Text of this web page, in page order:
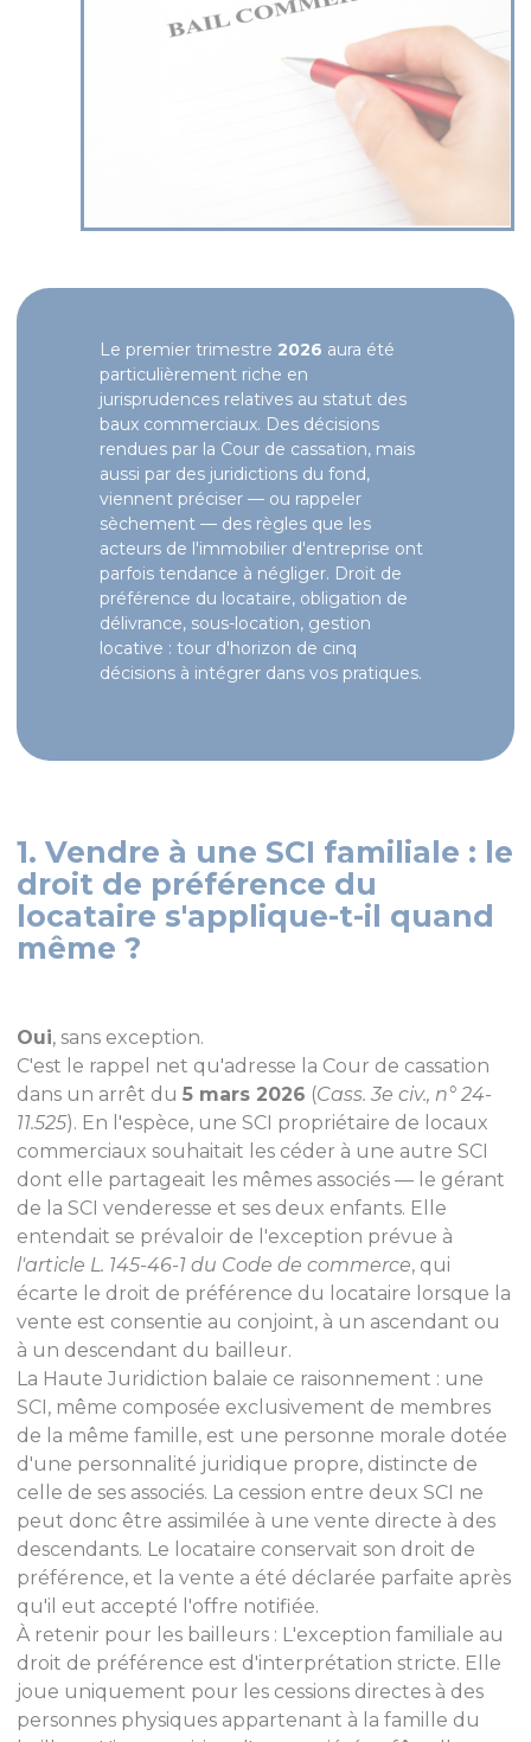
Le premier trimestre 2026 aura été
particulièrement riche en
jurisprudences relatives au statut des
baux commerciaux. Des décisions
rendues par la Cour de cassation, mais
aussi par des juridictions du fond,
viennent préciser — ou rappeler
sèchement — des règles que les
acteurs de l'immobilier d'entreprise ont
parfois tendance à négliger. Droit de
préférence du locataire, obligation de
délivrance, sous-location, gestion
locative : tour d'horizon de cinq
décisions à intégrer dans vos pratiques.
1. Vendre à une SCI familiale : le
droit de préférence du
locataire s'applique-t-il quand
même ?
Oui, sans exception.
C'est le rappel net qu'adresse la Cour de cassation
dans un arrêt du 5 mars 2026 (Cass. 3e civ., n° 24-
11.525). En l'espèce, une SCI propriétaire de locaux
commerciaux souhaitait les céder à une autre SCI
dont elle partageait les mêmes associés — le gérant
de la SCI venderesse et ses deux enfants. Elle
entendait se prévaloir de l'exception prévue à
l'article L. 145-46-1 du Code de commerce, qui
écarte le droit de préférence du locataire lorsque la
vente est consentie au conjoint, à un ascendant ou
à un descendant du bailleur.
La Haute Juridiction balaie ce raisonnement : une
SCI, même composée exclusivement de membres
de la même famille, est une personne morale dotée
d'une personnalité juridique propre, distincte de
celle de ses associés. La cession entre deux SCI ne
peut donc être assimilée à une vente directe à des
descendants. Le locataire conservait son droit de
préférence, et la vente a été déclarée parfaite après
qu'il eut accepté l'offre notifiée.
À retenir pour les bailleurs : L'exception familiale au
droit de préférence est d'interprétation stricte. Elle
joue uniquement pour les cessions directes à des
personnes physiques appartenant à la famille du